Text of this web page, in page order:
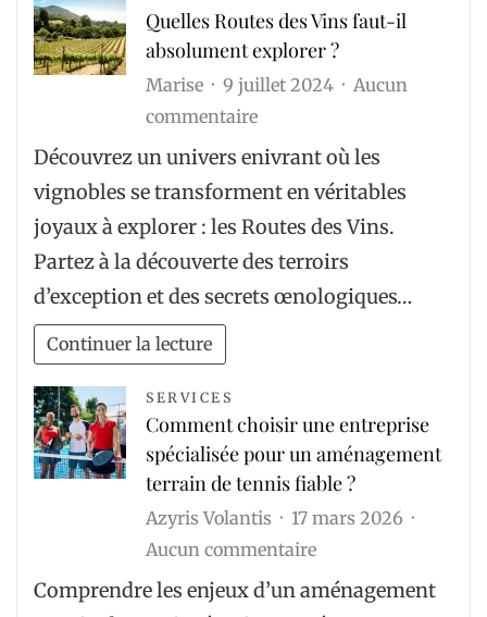
Quelles Routes des Vins faut-il
absolument explorer ?
Marise 9 juillet 2024
Aucun
commentairesur
Quelles
Vins
faut-
il
Découvrez un univers enivrant où les
vignobles se transforment en véritables
joyaux à explorer : les Routes des Vins.
Partez à la découverte des terroirs
d’exception et des secrets œnologiques…
Continuer la lecture
SERVICES
Comment choisir une entreprise
spécialisée pour un aménagement
terrain de tennis fiable ?
Azyris Volantis
17 mars 2026
Aucun commentairesur
Comment
choisir
Comprendre les enjeux d’un aménagement